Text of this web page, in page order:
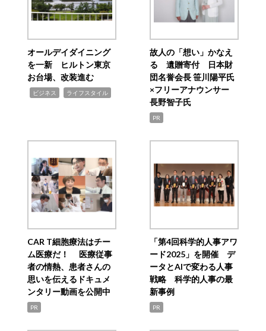
オールデイダイニング
を一新 ヒルトン東京
お台場、改装進む
ビジネス ライフスタイル
故人の「想い」かなえ
る 遺贈寄付 日本財
団名誉会長 笹川陽平氏
×フリーアナウンサー
長野智子氏
PR
CAR T細胞療法はチー
ム医療だ！ 医療従事
者の情熱、患者さんの
思いを伝えるドキュメ
ンタリー動画を公開中
PR
「第4回科学的人事アワ
ード2025」を開催 デ
ータとAIで変わる人事
戦略 科学的人事の最
新事例
PR